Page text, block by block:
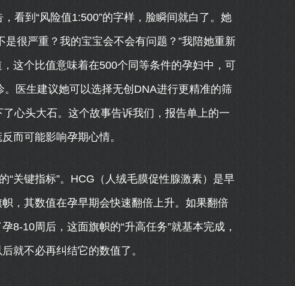
看到“风险值1:500”的字样，脸瞬间就白了。她
很严重？我的宝宝会不会有问题？”我陪她重新
这个比值意味着在500个同等条件的孕妇中，可
医生建议她可以选择无创DNA进行更精准的筛
心头大石。这个故事告诉我们，报告单上的一
而可能影响孕期心情。
“关键指标”。HCG（人绒毛膜促性腺激素）是早
，其数值在孕早期会快速翻倍上升。如果翻倍
8-10周后，这面旗帜的“升高任务”就基本完成，
就不必再纠结它的数值了。